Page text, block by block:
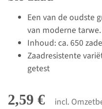
Een van de oudste
van moderne tarwe.
Inhoud: ca. 650
Zaadresistente
getest
2,59 € incl.